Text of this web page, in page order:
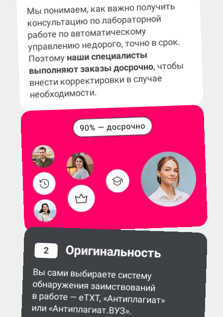
Мы понимаем, как важно получить
консультацию по лабораторной
работе по автоматическому
управлению недорого, точно в срок.
Поэтому наши специалисты
выполняют заказы досрочно, чтобы
внести корректировки в случае
необходимости.
2 Оригинальность
Вы сами выбираете систему
обнаружения заимствований
в работе — eTXT, «Антиплагиат»
или «Антиплагиат.ВУЗ».